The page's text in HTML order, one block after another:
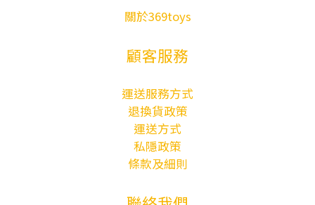
關於369toys
顧客服務
運送服務方式
退換貨政策
運送方式
私隱政策
條款及細則